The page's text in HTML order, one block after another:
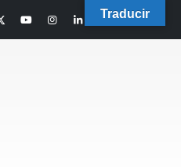
Traducir